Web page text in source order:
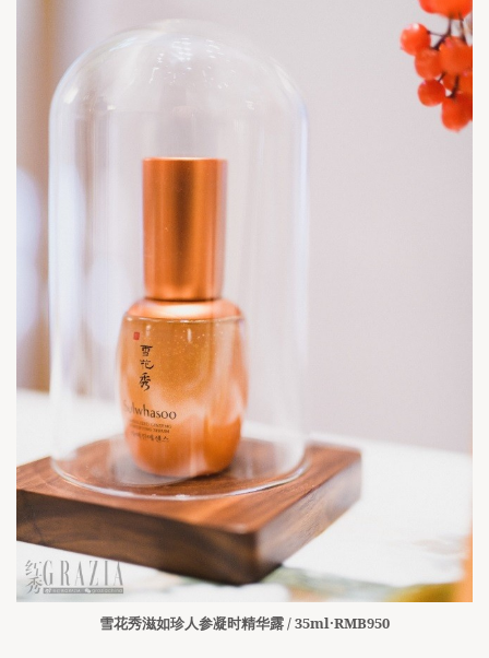
雪花秀滋如珍人参凝时精华露 / 35ml·RMB950